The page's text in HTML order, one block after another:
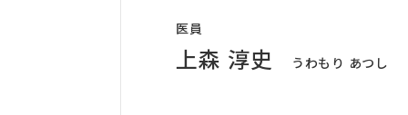
医員
上森 淳史 うわもり あつし